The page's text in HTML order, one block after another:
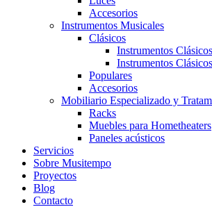
Accesorios
Instrumentos Musicales
Clásicos
Instrumentos
Instrumentos
Populares
Accesorios
Mobiliario Especializado y
Racks
Muebles para Hometheaters
Paneles acústicos
Servicios
Sobre Musitempo
Proyectos
Blog
Contacto